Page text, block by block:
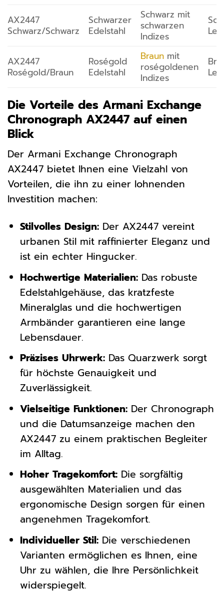
AX2447
Schwarz/Schwarz
Schwarzer
Edelstahl
Schwarz mit
schwarzen
Indizes
AX2447
Roségold/Braun
Roségold
Edelstahl
Braunmit
roségoldenen
Indizes
Die Vorteile des Armani Exchange
Chronograph AX2447 auf einen
Blick
Der Armani Exchange Chronograph
AX2447 bietet Ihnen eine Vielzahl von
Vorteilen, die ihn zu einer lohnenden
Investition machen:
Stilvolles Design:Der AX2447 vereint
urbanen Stil mit raffinierter Eleganz und
ist ein echter Hingucker.
Hochwertige Materialien:Das robuste
Edelstahlgehäuse, das kratzfeste
Mineralglas und die hochwertigen
Armbänder garantieren eine lange
Lebensdauer.
Präzises Uhrwerk:Das Quarzwerk sorgt
für höchste Genauigkeit und
Zuverlässigkeit.
Vielseitige Funktionen:Der Chronograph
und die Datumsanzeige machen den
AX2447 zu einem praktischen Begleiter
im Alltag.
Hoher Tragekomfort:Die sorgfältig
ausgewählten Materialien und das
ergonomische Design sorgen für einen
angenehmen Tragekomfort.
Individueller Stil:Die verschiedenen
Varianten ermöglichen es Ihnen, eine
Uhr zu wählen, die Ihre Persönlichkeit
widerspiegelt.